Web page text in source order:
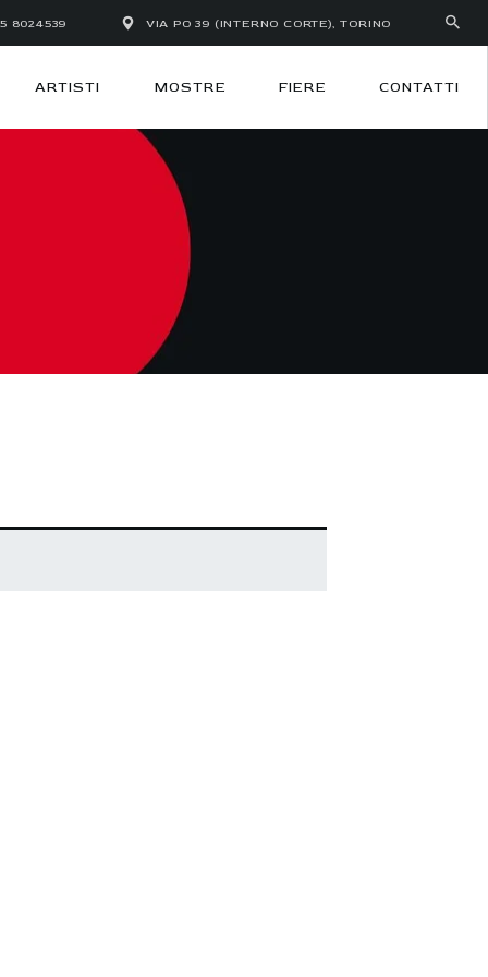
8024539 VIA PO 39 (INTERNO CORTE), TORINO
ARTISTI MOSTRE FIERE CONTATTI